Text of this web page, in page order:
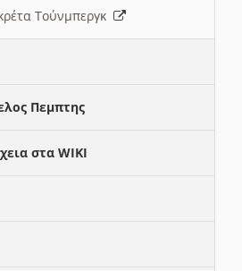
Τούνμπεργκ
Πεμπτης
στα WIKI